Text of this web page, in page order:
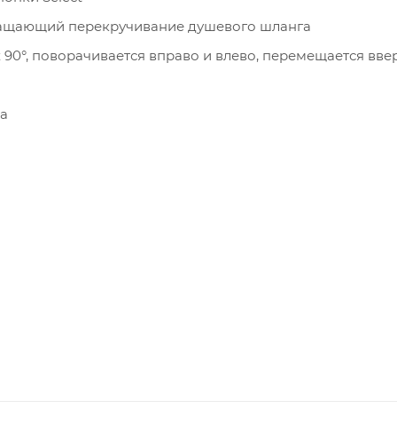
перекручивание душевого шланга
поворачивается вправо и влево, перемещается